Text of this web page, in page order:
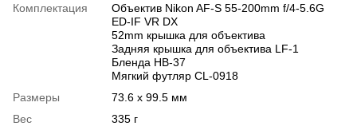
Комплектация
Объектив Nikon AF-S 55-200mm f/4-5.6G
ED-IF VR DX
52mm крышка для объектива
Задняя крышка для объектива LF-1
Бленда HB-37
Мягкий футляр CL-0918
Размеры
73.6 x 99.5 мм
Вес
335 г